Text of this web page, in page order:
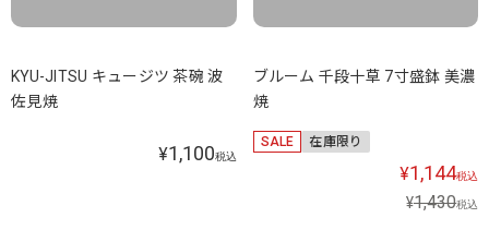
KYU-JITSU キュージツ 茶碗 波
佐見焼
¥1,100税込
ブルーム 千段十草 7寸盛鉢 美濃
焼
SALE 在庫限り
¥1,144税込
¥1,430税込